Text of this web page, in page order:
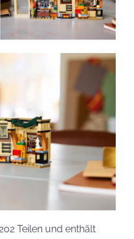
Teilen und enthält